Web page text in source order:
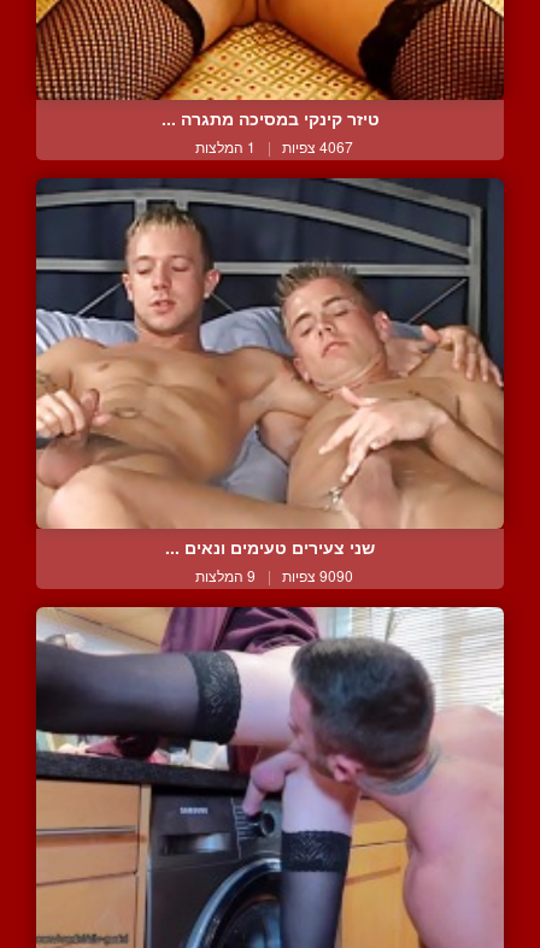
טיזר קינקי במסיכה מתגרה ...
4067 צפיות | 1 המלצות
שני צעירים טעימים ונאים ...
9090 צפיות | 9 המלצות